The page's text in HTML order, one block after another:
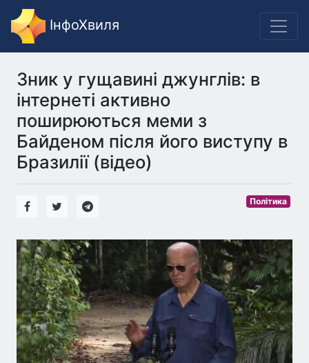
ІнфоХвиля
Зник у гущавині джунглів: в
інтернеті активно
поширюються меми з
Байденом після його виступу в
Бразилії (відео)
Політика